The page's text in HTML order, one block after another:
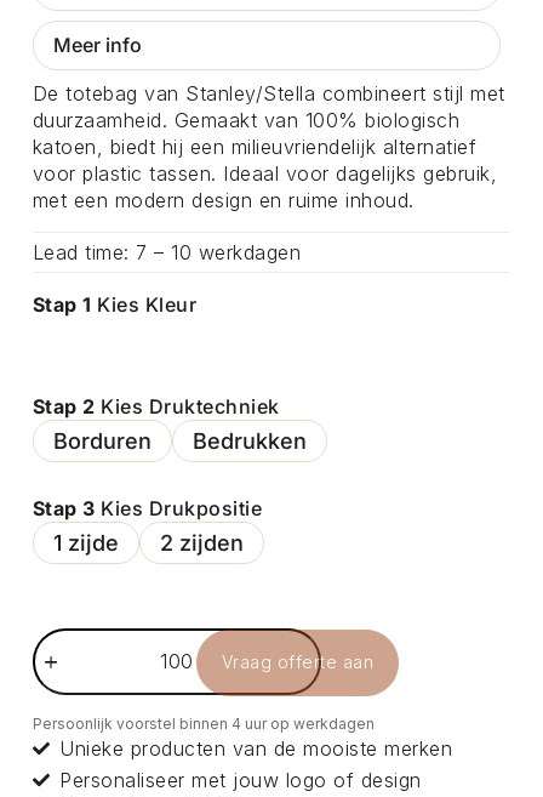
Meer info
De totebag van Stanley/Stella combineert stijl met
duurzaamheid. Gemaakt van 100% biologisch
katoen, biedt hij een milieuvriendelijk alternatief
voor plastic tassen. Ideaal voor dagelijks gebruik,
met een modern design en ruime inhoud.
Lead time: 7 – 10 werkdagen
Stap 1 Kies Kleur
Stap 2 Kies Druktechniek
Borduren Bedrukken
Stap 3 Kies Drukpositie
1 zijde 2 zijden
Vraag offerte aan
Persoonlijk voorstel binnen 4 uur op werkdagen
Unieke producten van de mooiste merken
Personaliseer met jouw logo of design